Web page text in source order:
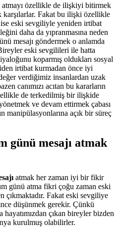
özellikle de ilişkiyi bitirmek
Fakat bu ilişki özellikle
eski sevgiliyle yeniden irtibat
daha da yıpranmasına neden
mesajı göndermek o anlamda
eski sevgilileri ile hatta
koparmış oldukları sosyal
irtibat kurmadan önce iyi
verdiğimiz insanlardan uzak
canımızı acıtan bu kararların
de terkedilmiş bir ilişkide
ve devam ettirmek çabası
manipülasyonlarına açık bir süreç
günü mesajı atmak
atmak her zaman iyi bir fikir
günü atma fikri çoğu zaman eski
çıkmaktadır. Fakat eski sevgiliye
düşünmek gerekir. Çünkü
hayatımızdan çıkan bireyler bizden
kurulmuş olabilirler.